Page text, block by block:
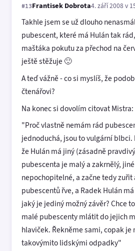
#13Frantisek Dobrota4. září 2008 v
Takhle jsem se už dlouho
pubescent, které má Hulán tak
maštáka pokutu za přechod na
ještě stěžuje 🙂
A teď vážně - co si myslíš, že
čtenářovi?
Na konec si dovolím citovat Mistra:
"Proč vlastně nemám rád
jednoduchá, jsou to vulgární blbci.
že Hulán má jiný (zásadně
pubescenta je malý a zakrnělý,
nepochopitelné, a začne tedy zuřit
pubescentů řve, a Radek Hulán
jaký je jediný možný závěr? Chce
malé pubescenty mlátit do jejich
hlaviček. Řekněme sami, copak je
takovýmito lidskými odpadky"